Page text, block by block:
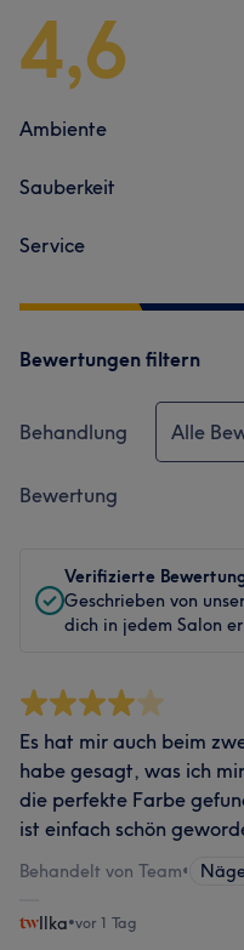
4,6
Ambiente
Sauberkeit
Service
Bewertungen filtern
Behandlung Alle
Bewertung
Verifizierte
Geschrieben von
dich in jedem Salon
Es hat mir auch beim
habe gesagt, was ich
die perfekte Farbe
ist einfach schön
Behandelt von Team•
Ilka•vor 1 Tag